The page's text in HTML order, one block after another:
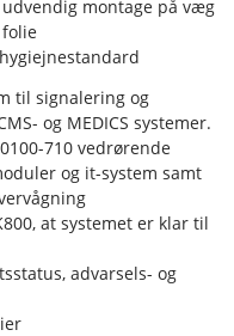
montage på væg
til signalering og
og MEDICS systemer.
710 vedrørende
og it-system samt
at systemet er klar til
advarsels- og